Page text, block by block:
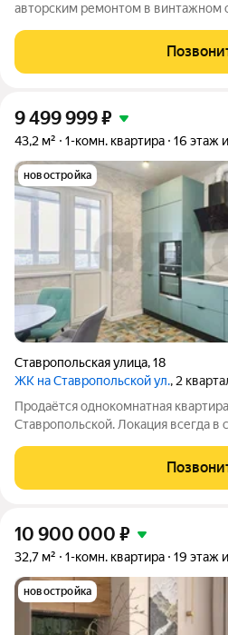
авторским ремонтом в винтажном
гардеробной, кухней-гостиной и
комнатой. Вид во двор. Звоните!
9 499 999₽
43,2 м² 1-комн. квартира 16 этаж
новостройка
Ставропольская улица,18
ЖК на Ставропольской ул., 2
Продаётся однокомнатная
Ставропольской. Локация всегда в спросе для
КубГМУ, ЖД вокзал, Арбитражный
гимназии, лицеи. Всё необходимое
10 900 000 ₽
32,7 м² 1-комн. квартира 19 этаж
новостройка